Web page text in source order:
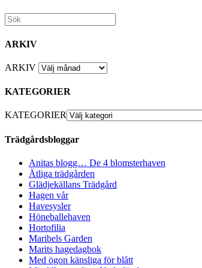
ARKIV
ARKIV
KATEGORIER
KATEGORIER
Trädgårdsbloggar
Anitas blogg… De 4 blomsterhaven
Ätliga trädgården
Glädjekällans Trädgård
Hagen vår
Havesysler
Höneballehaven
Hortofilia
Maribels Garden
Marits hagedagbok
Med ögon känsliga för blått